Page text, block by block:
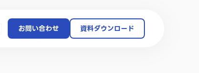
お問い合わせ 資料ダウンロード